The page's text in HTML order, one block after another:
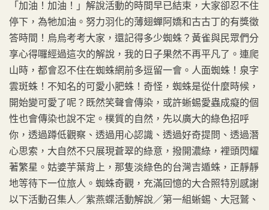
「加油！加油！」解說活動的時間早已結束，大家卻忍不住
停下，為牠加油。努力羽化的薄翅蟬阿嬌和古古丁的有獎徵
答時間！烏烏考考大家，還記得多少蜘蛛？黃雀與民眾們分
享心得囉經過這次的解說，我的日子果然不再平凡了。連爬
山時，都會忍不住在蜘蛛網前多逗留一會。人面蜘蛛！泉字
雲斑蛛！不知名的可愛小肥蛛！奇怪，蜘蛛是從什麼時候，
開始變可愛了呢？既然笑聲會傳染，或許蜥蜴愛蟲成癡的個
性也會傳染也說不定。樸質的自然，先以廣大的綠色招呼
你，透過蹲低觀察、透過用心認識、透過好奇提問、透過潛
心思索，大自然不只展現蒼翠的綠意，撥開濃綠，裡頭閃耀
著繁星。姑婆芋葉背上，那隻淡綠色的台灣吉遁蛛，正靜靜
地等待下一位旅人。蜘蛛奇觀，充滿回憶的大合照特別感謝
以下活動召集人／紫燕蝶活動解說／第一組蜥蜴、大冠鷲、